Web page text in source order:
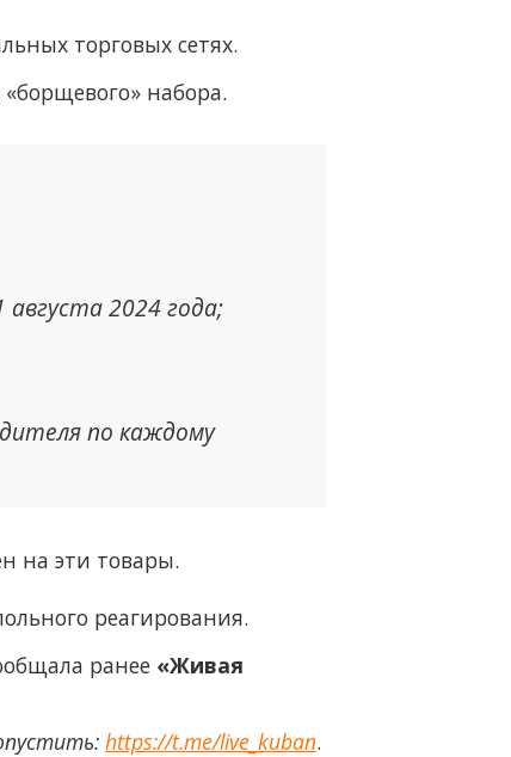
торговых сетях.
набора.
августа 2024 года;
по каждому
на эти товары.
реагирования.
ранее «Живая
https://t.me/live_kuban.